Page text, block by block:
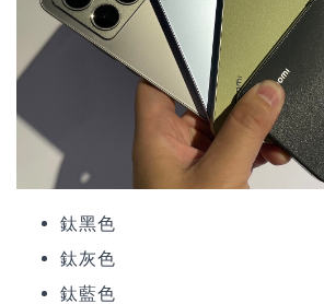
鈦黑色
鈦灰色
鈦藍色